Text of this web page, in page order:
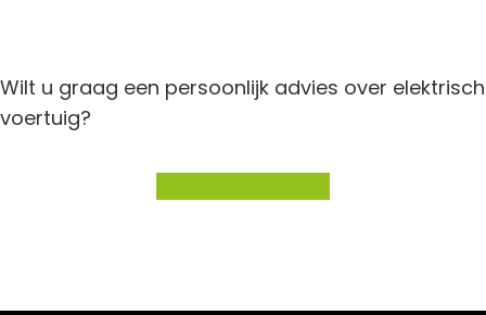
Wilt u graag een persoonlijk advies over elektrisch
voertuig?